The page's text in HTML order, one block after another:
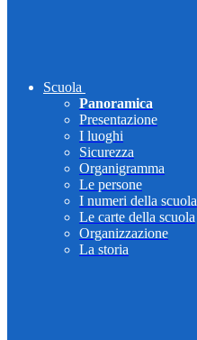
Scuola
Panoramica
Presentazione
I luoghi
Sicurezza
Organigramma
Le persone
I numeri della scuola
Le carte della scuola
Organizzazione
La storia